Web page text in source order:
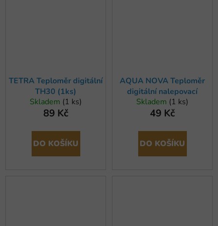
TETRA Teploměr digitální
TH30 (1ks)
Skladem (1 ks)
89 Kč
DO KOŠÍKU
AQUA NOVA Teploměr
digitální nalepovací
Skladem (1 ks)
49 Kč
DO KOŠÍKU